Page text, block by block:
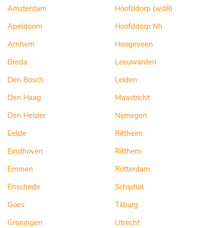
Amsterdam
Apeldoorn
Arnhem
Breda
Den Bosch
Den Haag
Den Helder
Eelde
Eindhoven
Emmen
Enschede
Goes
Groningen
Hoofddorp (wd8)
Hoofddorp Nh
Hoogeveen
Leeuwarden
Leiden
Maastricht
Nijmegen
Rittheim
Ritthem
Rotterdam
Schiphol
Tilburg
Utrecht